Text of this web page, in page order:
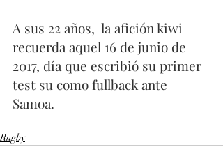
A sus 22 años,  la afición kiwi
recuerda aquel 16 de junio de
2017, día que escribió su primer
test su como fullback ante
Samoa.
Rugby